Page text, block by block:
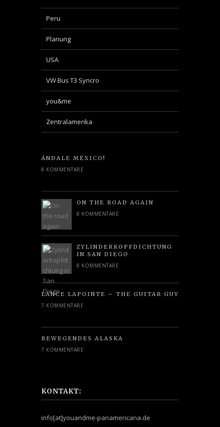
Peru
Planung
USA
VW Bus T3 Syncro
you&me
Zentralamerika
ÁNDALE MÉXICO!
8 KOMMENTARE
ON THE ROAD AGAIN
8 KOMMENTARE
ZYLINDERKOPFDICHTUNG
IN SAN DIEGO
8 KOMMENTARE
LANCE LAPOINTE – THE GUITAR GUY
7 KOMMENTARE
BEWEGENDES ALASKA
7 KOMMENTARE
KONTAKT:
info[at]youandme-panamericana.de